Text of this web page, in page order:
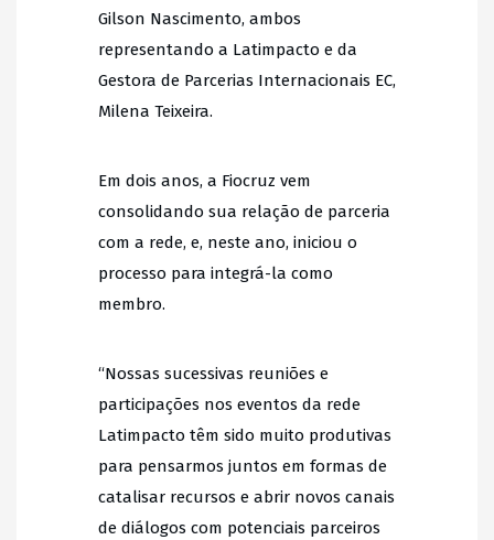
Gilson Nascimento, ambos
representando a Latimpacto e da
Gestora de Parcerias Internacionais EC,
Milena Teixeira.
Em dois anos, a Fiocruz vem
consolidando sua relação de parceria
com a rede, e, neste ano, iniciou o
processo para integrá-la como
membro.
“Nossas sucessivas reuniões e
participações nos eventos da rede
Latimpacto têm sido muito produtivas
para pensarmos juntos em formas de
catalisar recursos e abrir novos canais
de diálogos com potenciais parceiros